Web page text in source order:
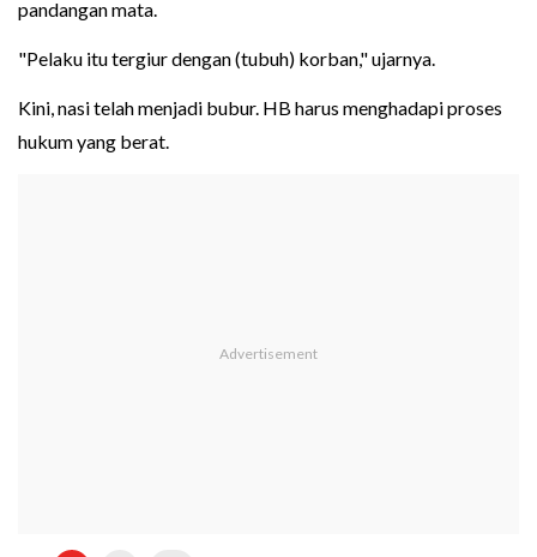
pandangan mata.
"Pelaku itu tergiur dengan (tubuh) korban," ujarnya.
Kini, nasi telah menjadi bubur. HB harus menghadapi proses
hukum yang berat.